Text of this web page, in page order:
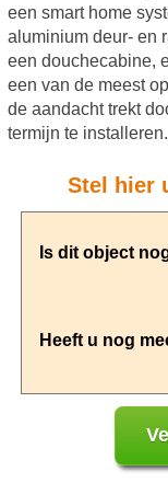
een smart home
aluminium deur- en
een douchecabine,
een van de meest
de aandacht trekt
termijn te
Stel hier